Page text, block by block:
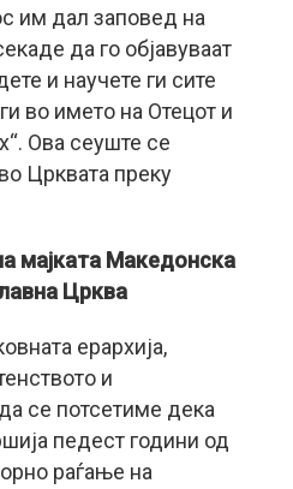
им дал заповед на
да го објавуваат
и научете ги сите
во името на Отецот и
Ова сеуште се
Црквата преку
мајката Македонска
Црква
ерархија,
и
се потсетиме дека
педест години од
раѓање на